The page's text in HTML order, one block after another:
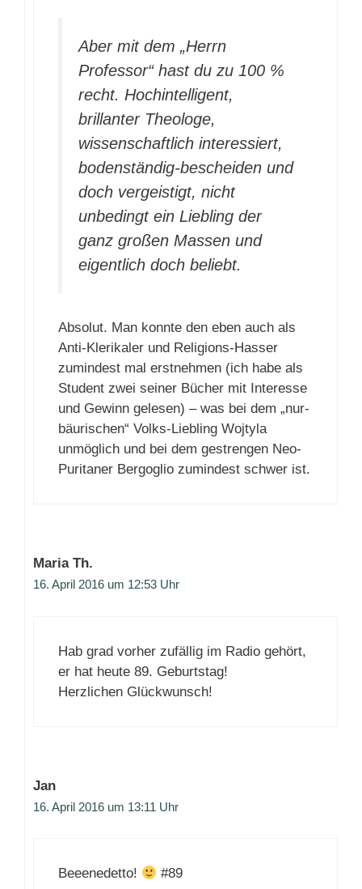
Aber mit dem „Herrn
Professor“ hast du zu 100 %
recht. Hochintelligent,
brillanter Theologe,
wissenschaftlich interessiert,
bodenständig-bescheiden und
doch vergeistigt, nicht
unbedingt ein Liebling der
ganz großen Massen und
eigentlich doch beliebt.
Absolut. Man konnte den eben auch als
Anti-Klerikaler und Religions-Hasser
zumindest mal erstnehmen (ich habe als
Student zwei seiner Bücher mit Interesse
und Gewinn gelesen) – was bei dem „nur-
bäurischen“ Volks-Liebling Wojtyla
unmöglich und bei dem gestrengen Neo-
Puritaner Bergoglio zumindest schwer ist.
Maria Th.
16. April 2016 um 12:53 Uhr
Hab grad vorher zufällig im Radio gehört,
er hat heute 89. Geburtstag!
Herzlichen Glückwunsch!
Jan
16. April 2016 um 13:11 Uhr
Beeenedetto! #89